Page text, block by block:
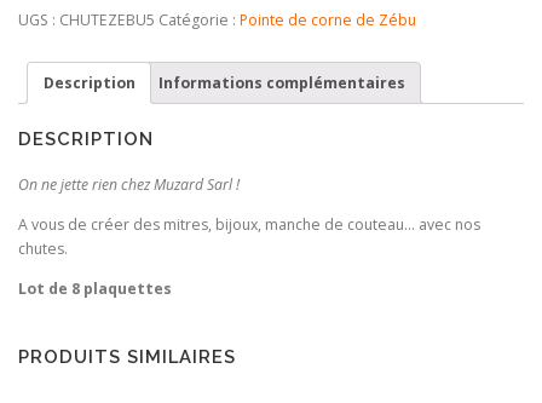
en
de
Zébu
UGS : CHUTEZEBU5 Catégorie : Pointe de corne de Zébu
Description Informations complémentaires
DESCRIPTION
On ne jette rien chez Muzard Sarl !
A vous de créer des mitres, bijoux, manche de couteau… avec nos
chutes.
Lot de 8 plaquettes
PRODUITS SIMILAIRES